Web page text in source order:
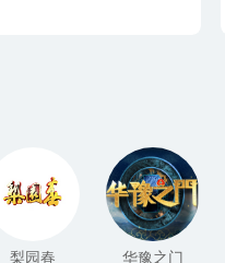
梨园春 华豫之门